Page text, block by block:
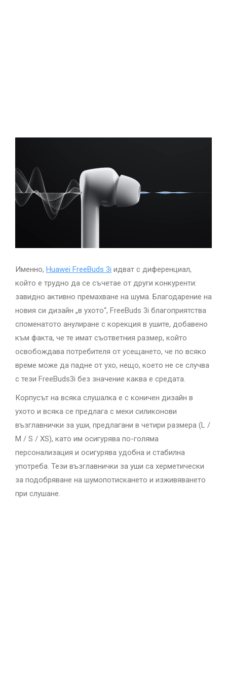
Именно, Huawei FreeBuds 3i идват с диференциал,
който е трудно да се съчетае от други конкуренти:
завидно активно премахване на шума. Благодарение на
новия си дизайн „в ухото“, FreeBuds 3i благоприятства
споменатото анулиране с корекция в ушите, добавено
към факта, че те имат съответния размер, който
освобождава потребителя от усещането, че по всяко
време може да падне от ухо, нещо, което не се случва
с тези FreeBuds3i без значение каква е средата.
Корпусът на всяка слушалка е с коничен дизайн в
ухото и всяка се предлага с меки силиконови
възглавнички за уши, предлагани в четири размера (L /
M / S / XS), като им осигурява по-голяма
персонализация и осигурява удобна и стабилна
употреба. Тези възглавнички за уши са херметически
за подобряване на шумопотискането и изживяването
при слушане.